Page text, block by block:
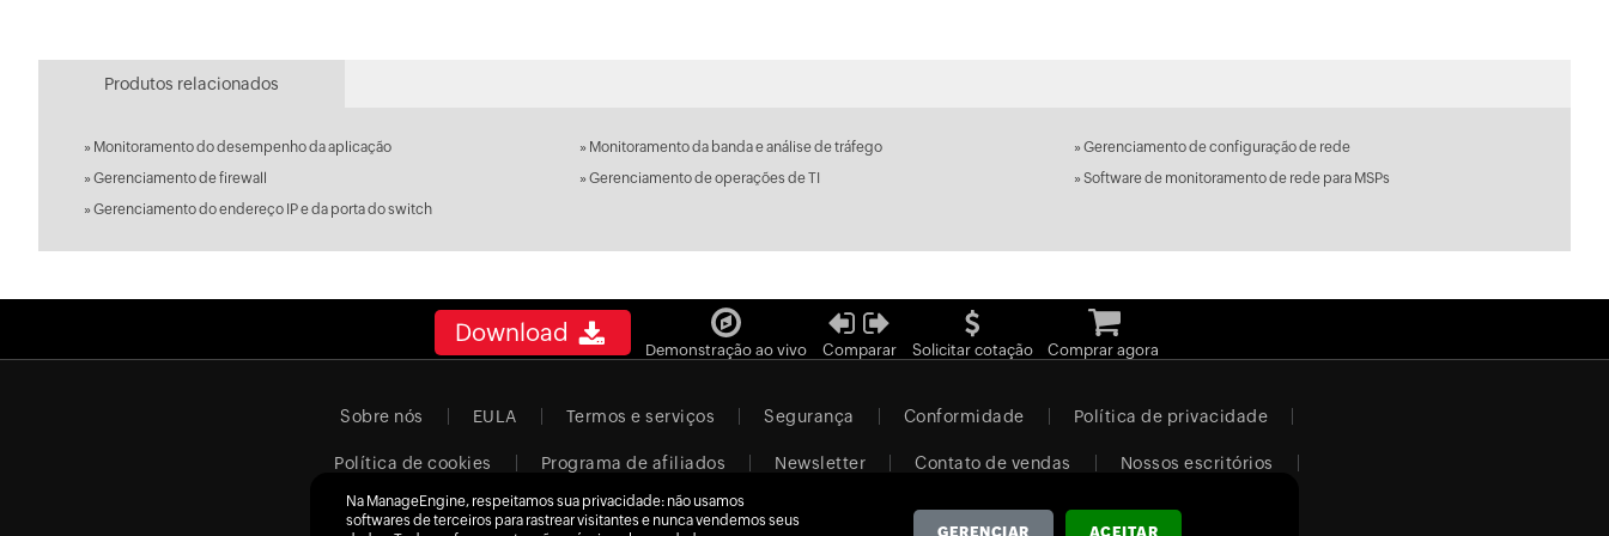
Produtos relacionados
» Monitoramento do desempenho da aplicação » Monitoramento da banda e análise de tráfego »Gerenciamento de configuração de rede
»Gerenciamento de firewall » Gerenciamento de operações de TI »Software de monitoramento de rede para MSPs
»Gerenciamento do endereço IP e da porta do switch
Download
Demonstração ao vivo Comparar Solicitar cotação Comprar agora
Sobre nós EULA Termos e serviços Segurança Conformidade Política de privacidade
Política de cookies Programa de afiliados Newsletter Contato de vendas Nossos escritórios
Brazil (Português)
Na ManageEngine, respeitamos sua privacidade: não usamos
softwares de terceiros para rastrear visitantes e nunca vendemos seus
GERENCIAR ACEITAR